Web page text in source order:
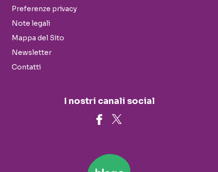
Preferenze privacy
Note legali
Mappa del Sito
Newsletter
Contatti
I nostri canali social